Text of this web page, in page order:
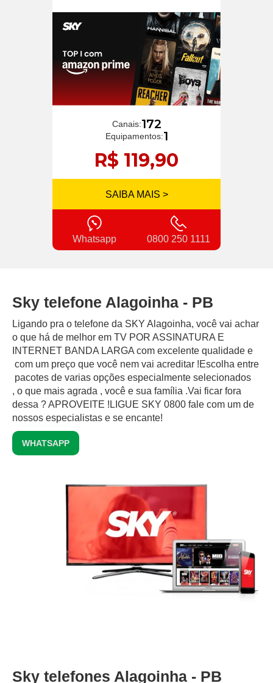
Canais:172
Equipamentos:1
R$ 119,90
SAIBA MAIS >
Whatsapp 0800 250 1111
Sky telefone Alagoinha - PB
Ligando pra o telefone da SKY Alagoinha, você vai achar
o que há de melhor em TV POR ASSINATURA E
INTERNET BANDA LARGA com excelente qualidade e
com um preço que você nem vai acreditar !Escolha entre
pacotes de varias opções especialmente selecionados
, o que mais agrada , você e sua família .Vai ficar fora
dessa ? APROVEITE !LIGUE SKY 0800 fale com um de
nossos especialistas e se encante!
WHATSAPP
Sky telefones Alagoinha - PB